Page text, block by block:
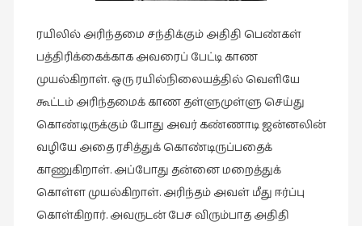
வாசிப்பில்
இன்று
விமர்சனம்
விளையாட்டு
ஷேக்ஸ்பியரின்
ரயிலில் அரிந்தமை சந்திக்கும் அதிதி பெண்கள்
பத்திரிக்கைக்காக அவரைப் பேட்டி காண
முயல்கிறாள். ஒரு ரயில்நிலையத்தில் வெளியே
கூட்டம் அரிந்தமைக் காண தள்ளுமுள்ளு செய்து
கொண்டிருக்கும் போது அவர் கண்ணாடி ஜன்னலின்
வழியே அதை ரசித்துக் கொண்டிருப்பதைக்
காணுகிறாள். அப்போது தன்னை மறைத்துக்
கொள்ள முயல்கிறாள். அரிந்தம் அவள் மீது ஈர்ப்பு
கொள்கிறார். அவருடன் பேச விரும்பாத அதிதி